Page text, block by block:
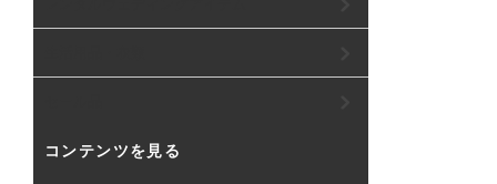
コンテンツを見る